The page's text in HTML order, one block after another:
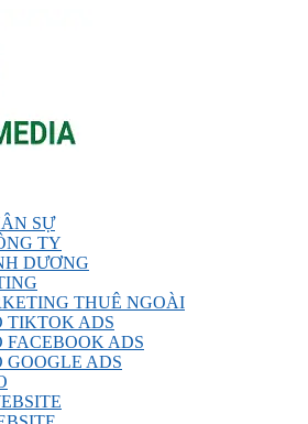
SỰ
TY
DƯƠNG
THUÊ NGOÀI
TIKTOK ADS
FACEBOOK ADS
ADS